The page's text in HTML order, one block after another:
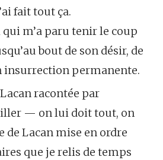
fait tout ça.
qui m’a paru tenir le coup
bout de son désir, de
insurrection permanente.
racontée par
— on lui doit tout, on
de Lacan mise en ordre
que je relis de temps